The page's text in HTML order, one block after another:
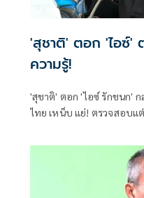
'สุชาติ' ตอก 'ไอซ์'
ความรู้!
'สุชาติ' ตอก 'ไอซ์ รักชนก'
ไทย เหน็บ แย่! ตรวจสอบแ
ชอบ